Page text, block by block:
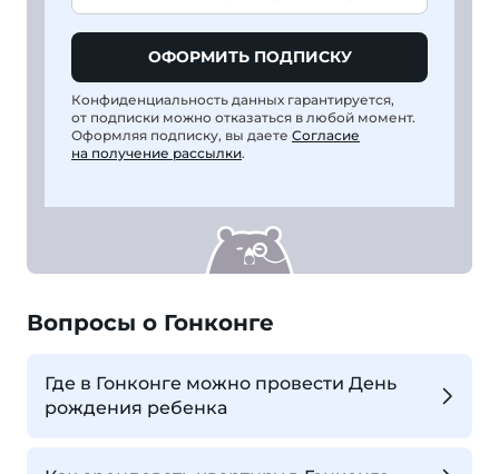
ОФОРМИТЬ ПОДПИСКУ
Конфиденциальность данных гарантируется,
от подписки можно отказаться в любой момент.
Оформляя подписку, вы даете Согласие
на получение рассылки.
Вопросы о Гонконге
Где в Гонконге можно провести День
рождения ребенка